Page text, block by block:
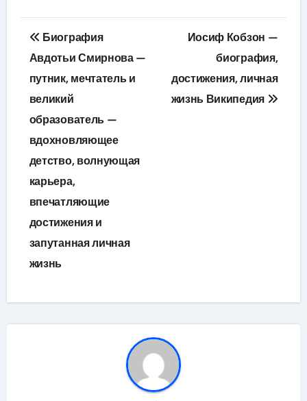
Навигация
по
записям
Биография
Авдотьи Смирнова —
путник, мечтатель и
великий
образователь —
вдохновляющее
детство, волнующая
карьера,
впечатляющие
достижения и
запутанная личная
жизнь
Иосиф Кобзон —
биография,
достижения, личная
жизнь Википедия